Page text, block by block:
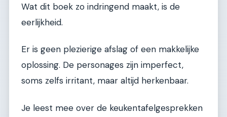
Wat dit boek zo indringend maakt, is de
eerlijkheid.
Er is geen plezierige afslag of een makkelijke
oplossing. De personages zijn imperfect,
soms zelfs irritant, maar altijd herkenbaar.
Je leest mee over de keukentafelgesprekken